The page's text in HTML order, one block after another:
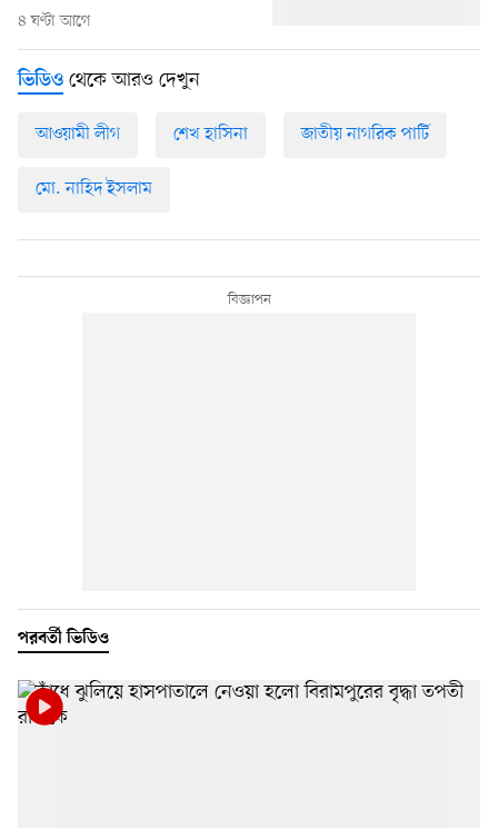
৪ ঘণ্টা আগে
ভিডিও থেকে আরও দেখুন
আওয়ামী লীগ শেখ হাসিনা জাতীয় নাগরিক পার্টি
মো. নাহিদ ইসলাম
পরবর্তী ভিডিও